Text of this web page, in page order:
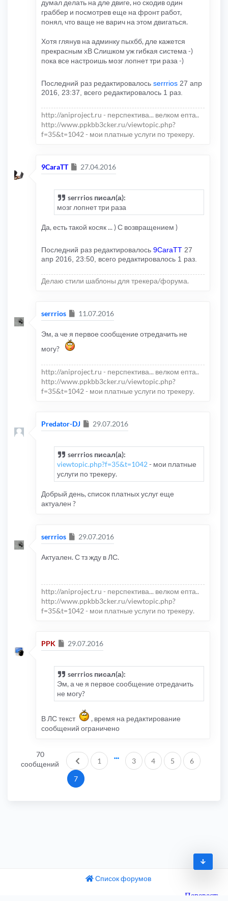
думал делать на дле двиге, но скодив один
граббер и посмотрев еще на фронт работ,
понял, что ваще не варич на этом двигаться.
Хотя глянув на админку пыхбб, дле кажется
прекрасным хВ Слишком уж гибкая система -)
пока все настроишь мозг лопнет три раза -)
Последний раз редактировалось serrrios 27 апр
2016, 23:37, всего редактировалось 1 раз.
http://aniproject.ru - перспектива... велком епта..
http://www.ppkbb3cker.ru/viewtopic.php?
f=35&t=1042 - мои платные услуги по трекеру.
9CaraTT Сообщение
27.04.2016
serrrios писал(а):
мозг лопнет три раза
Да, есть такой косяк ... ) С возвращением )
Последний раз редактировалось 9CaraTT 27
апр 2016, 23:50, всего редактировалось 1 раз.
Делаю стили шаблоны для трекера/форума.
serrrios Сообщение
11.07.2016
Эм, а че я первое сообщение отредачить не
могу?
http://aniproject.ru - перспектива... велком епта..
http://www.ppkbb3cker.ru/viewtopic.php?
f=35&t=1042 - мои платные услуги по трекеру.
Predator-DJ Сообщение
29.07.2016
serrrios писал(а):
viewtopic.php?f=35&t=1042- мои платные
услуги по трекеру.
Добрый день, список платных услуг еще
актуален ?
serrrios Сообщение
29.07.2016
Актуален. С тз жду в ЛС.
http://aniproject.ru - перспектива... велком епта..
http://www.ppkbb3cker.ru/viewtopic.php?
f=35&t=1042 - мои платные услуги по трекеру.
PPK Сообщение
29.07.2016
serrrios писал(а):
Эм, а че я первое сообщение отредачить
не могу?
В ЛС текст
, время на редактирование
сообщений ограничено
70
сообщений
Пред.
1 3 4 5 6
7
Список форумов